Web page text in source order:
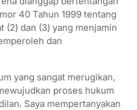
40 Tahun 1999 tentang
(2) dan (3) yang menjamin
dan
yang sangat merugikan,
proses hukum
Saya mempertanyakan